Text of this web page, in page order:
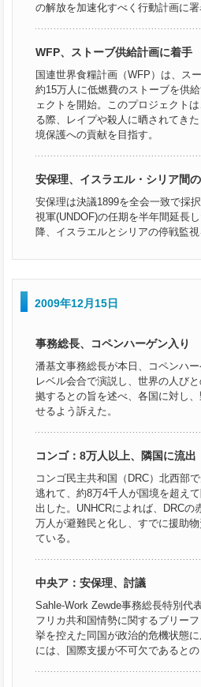
の解放を加速化すべく行動計画に署
WFP、ストーブ供給計画に着手
国連世界食糧計画（WFP）は、ス
約15万人に低燃費のストーブを供
ェクトを開始。このプロジェクト
る際、レイプや殺人に晒されてき
境保護への貢献を目指す。
安保理、イスラエル・シリア間
安保理は決議1899を全会一致で採
視軍(UNDOF)の任期を半年間延長
降、イスラエルとシリアの停戦監視
2009年12月15日
事務総長、コペンハーゲン入り
潘基文事務総長が本日、コペンハ
レベル会合で演説し、世界の人び
拠するとの旨を述べ、各国に対し
せるよう訴えた。
コンゴ：8万人以上、隣国に流出
コンゴ民主共和国（DRC）北西部
逃れて、約8万4千人が国境を超え
出した。UNHCRによれば、DRCの
万人が避難民と化し、すでに援助
ている。
中央ア：安保理、討議
Sahle-Work Zewde事務総長特別代
フリカ共和国情勢に関するブリー
挙を控えた同国が政治的危機状態
には、国際支援が不可欠であるとの